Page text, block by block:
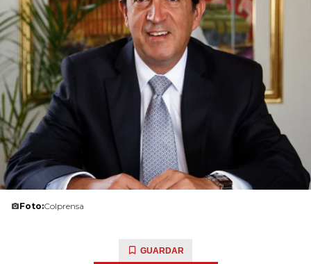
Foto:Colprensa
GUARDAR